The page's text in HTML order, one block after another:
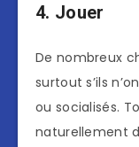
4. Jouer
De nombreux
surtout s’ils
ou socialisés.
naturellement